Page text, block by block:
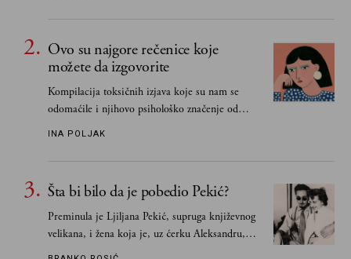
Ovo su najgore rečenice koje
možete da izgovorite
Kompilacija toksičnih izjava koje su nam se
odomaćile i njihovo psihološko značenje od
INA POLJAK
Šta bi bilo da je pobedio Pekić?
Preminula je Ljiljana Pekić, supruga književnog
velikana, i žena koja je, uz ćerku Aleksandru,
vodila računa o zaostavštini pisca. Ovu priču o